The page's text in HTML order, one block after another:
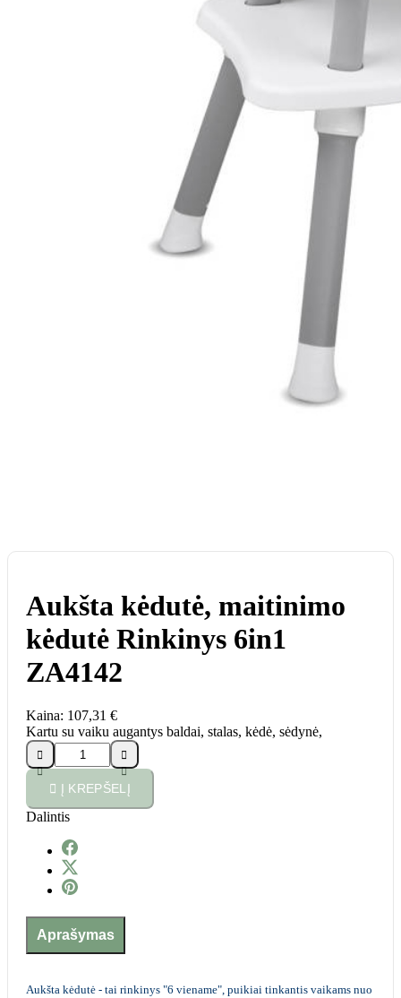
Aukšta kėdutė, maitinimo
kėdutė Rinkinys 6in1
ZA4142
Kaina: 107,31 €
Kartu su vaiku augantys baldai, stalas, kėdė, sėdynė,




 Į KREPŠELĮ
Dalintis
Aprašymas
Aukšta kėdutė - tai rinkinys "6 viename", puikiai tinkantis vaikams nuo